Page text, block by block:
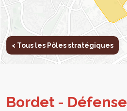
< Tous les Pôles stratégiques
Bor­det - Défense